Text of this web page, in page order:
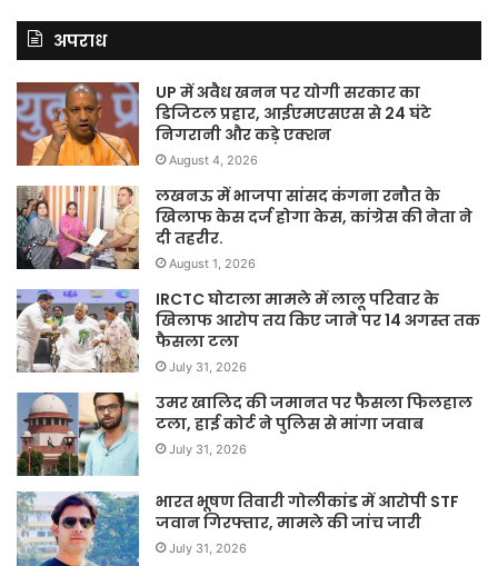
अपराध
UP में अवैध खनन पर योगी सरकार का
डिजिटल प्रहार, आईएमएसएस से 24 घंटे
निगरानी और कड़े एक्शन
August 4, 2026
लखनऊ में भाजपा सांसद कंगना रनौत के
खिलाफ केस दर्ज होगा केस, कांग्रेस की नेता ने
दी तहरीर.
August 1, 2026
IRCTC घोटाला मामले में लालू परिवार के
खिलाफ आरोप तय किए जाने पर 14 अगस्त तक
फैसला टला
July 31, 2026
उमर खालिद की जमानत पर फैसला फिलहाल
टला, हाई कोर्ट ने पुलिस से मांगा जवाब
July 31, 2026
भारत भूषण तिवारी गोलीकांड में आरोपी STF
जवान गिरफ्तार, मामले की जांच जारी
July 31, 2026